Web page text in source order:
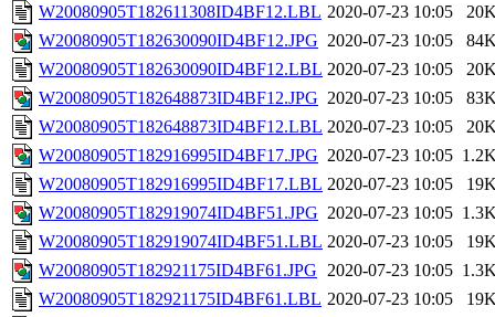
W20080905T182611308ID4BF12.LBL 2020-07-23 10:05
W20080905T182630090ID4BF12.JPG 2020-07-23 10:05
W20080905T182630090ID4BF12.LBL 2020-07-23 10:05
W20080905T182648873ID4BF12.JPG 2020-07-23 10:05
W20080905T182648873ID4BF12.LBL 2020-07-23 10:05
W20080905T182916995ID4BF17.JPG 2020-07-23 10:05
W20080905T182916995ID4BF17.LBL 2020-07-23 10:05
W20080905T182919074ID4BF51.JPG 2020-07-23 10:05
W20080905T182919074ID4BF51.LBL 2020-07-23 10:05
W20080905T182921175ID4BF61.JPG 2020-07-23 10:05
W20080905T182921175ID4BF61.LBL 2020-07-23 10:05